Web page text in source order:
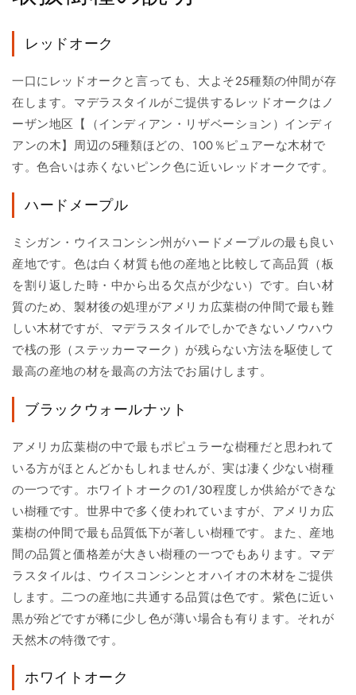
レッドオーク
一口にレッドオークと言っても、大よそ25種類の仲間が存
在します。マデラスタイルがご提供するレッドオークはノ
ーザン地区【（インディアン・リザベーション）インディ
アンの木】周辺の5種類ほどの、100％ピュアーな木材で
す。色合いは赤くないピンク色に近いレッドオークです。
ハードメープル
ミシガン・ウイスコンシン州がハードメープルの最も良い
産地です。色は白く材質も他の産地と比較して高品質（板
を割り返した時・中から出る欠点が少ない）です。白い材
質のため、製材後の処理がアメリカ広葉樹の仲間で最も難
しい木材ですが、マデラスタイルでしかできないノウハウ
で桟の形（ステッカーマーク）が残らない方法を駆使して
最高の産地の材を最高の方法でお届けします。
ブラックウォールナット
アメリカ広葉樹の中で最もポピュラーな樹種だと思われて
いる方がほとんどかもしれませんが、実は凄く少ない樹種
の一つです。ホワイトオークの1/30程度しか供給ができな
い樹種です。世界中で多く使われていますが、アメリカ広
葉樹の仲間で最も品質低下が著しい樹種です。また、産地
間の品質と価格差が大きい樹種の一つでもあります。マデ
ラスタイルは、ウイスコンシンとオハイオの木材をご提供
します。二つの産地に共通する品質は色です。紫色に近い
黒が殆どですが稀に少し色が薄い場合も有ります。それが
天然木の特徴です。
ホワイトオーク